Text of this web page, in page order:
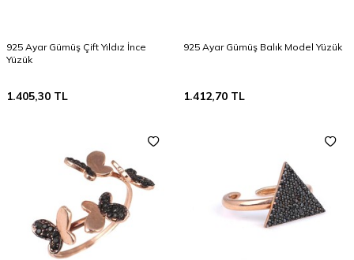
925 Ayar Gümüş Çift Yıldız İnce
Yüzük
1.405,30 TL
925 Ayar Gümüş Balık Model Yüzük
1.412,70 TL